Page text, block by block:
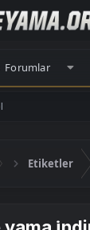
Forumlar
Etiketler